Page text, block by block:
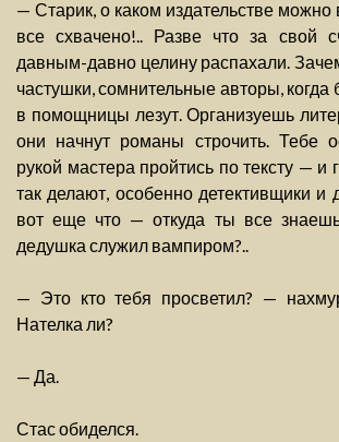
— Старик, о каком издательстве можно
все схвачено!.. Разве что за свой
давным-давно целину распахали.
частушки, сомнительные авторы, когда
в помощницы лезут. Организуешь
они начнут романы строчить. Тебе
рукой мастера пройтись по тексту — и
так делают, особенно детективщики и
вот еще что — откуда ты все
дедушка служил вампиром?..
— Это кто тебя просветил? —
Нателка ли?
— Да.
Стас обиделся.